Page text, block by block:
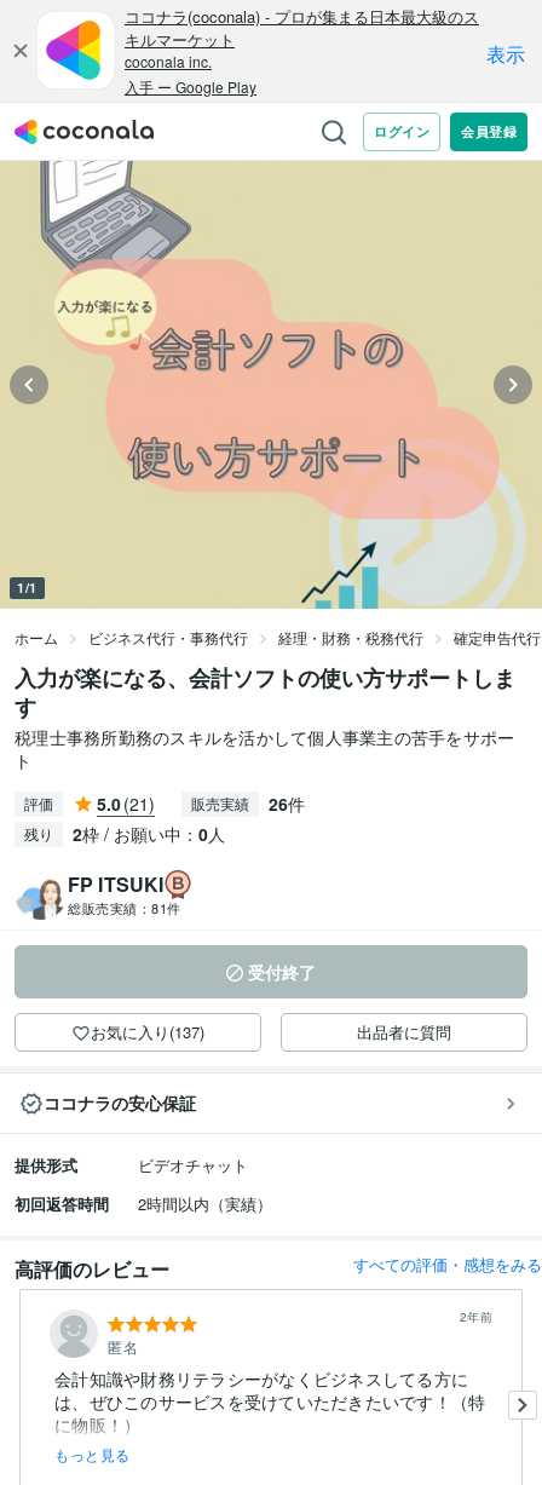
1/1
ホーム ビジネス代行・事務代行 経理・財務・税務代行 確定申告代
入力が楽になる、会計ソフトの使い方サポートしま
す
税理士事務所勤務のスキルを活かして個人事業主の苦手をサポー
ト
評価 5.0(21) 販売実績 26件
残り 2枠 / お願い中： 0人
FP ITSUKI
総販売実績： 81件
受付終了
お気に入り(137) 出品者に質問
ココナラの安心保証
提供形式
ビデオチャット
初回返答時間
2時間以内（実績）
高評価のレビュー すべての評価・感想をみる
匿名
2年前
会計知識や財務リテラシーがなくビジネスしてる方に
は、ぜひこのサービスを受けていただきたいです！（特
に物販！）
私は物販...
もっと見る